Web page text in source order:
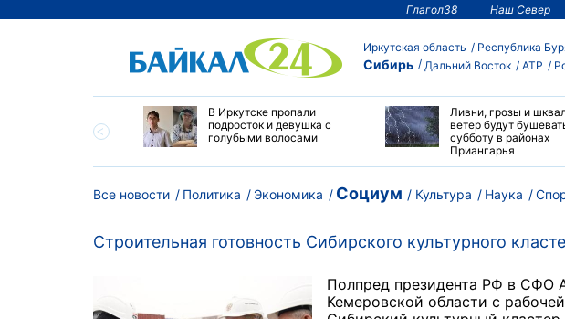
Глагол38 Наш Север
Иркутская область Республика
Сибирь Дальний Восток АТР
в Приангарье
В Иркутске пропали
подросток и девушка с
голубыми волосами
Ливни, грозы и
ветер будут
субботу в районах
Приангарья
Все новости Политика Экономика Социум Культура Наука
Строительная готовность Сибирского культурного
Полпред президента РФ в СФО
Кемеровской области с